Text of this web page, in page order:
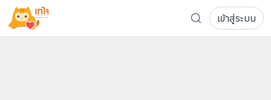
รู้จักเทใจ
เข้าสู่ระบบ